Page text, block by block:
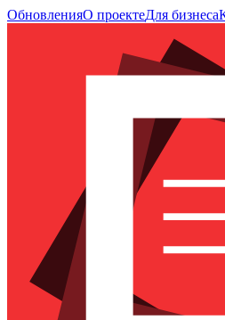
ОбновленияО проектеДля бизнеса